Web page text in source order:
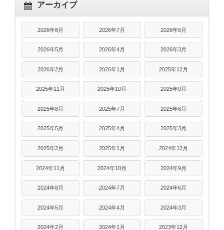
アーカイブ
2026年8月 2026年7月 2026年6月
2026年5月 2026年4月 2026年3月
2026年2月 2026年1月 2025年12月
2025年11月 2025年10月 2025年9月
2025年8月 2025年7月 2025年6月
2025年5月 2025年4月 2025年3月
2025年2月 2025年1月 2024年12月
2024年11月 2024年10月 2024年9月
2024年8月 2024年7月 2024年6月
2024年5月 2024年4月 2024年3月
2024年2月 2024年1月 2023年12月